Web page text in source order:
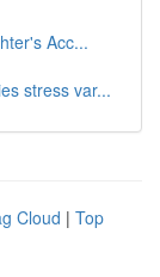
Acc...
stress var...
Cloud | Top